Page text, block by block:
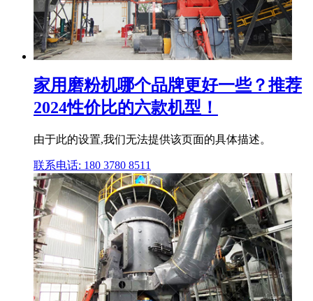
家用磨粉机哪个品牌更好一些？推荐
2024性价比的六款机型！
由于此的设置,我们无法提供该页面的具体描述。
联系电话: 180 3780 8511